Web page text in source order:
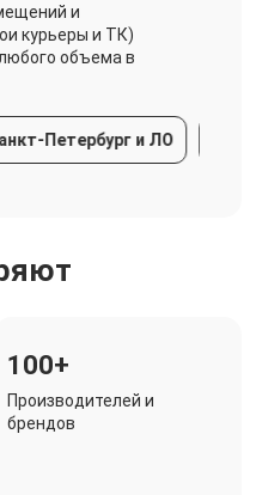
и
курьеры и ТК)
объема в
Петербург и ЛО
100+
Производителей и
брендов